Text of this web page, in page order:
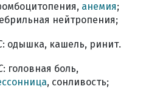
анемия;
нейтропения;
: одышка, кашель, ринит.
: головная боль,
, сонливость;